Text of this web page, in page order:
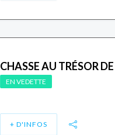
CHASSE AU TRÉSOR
EN VEDETTE
+ D'INFOS